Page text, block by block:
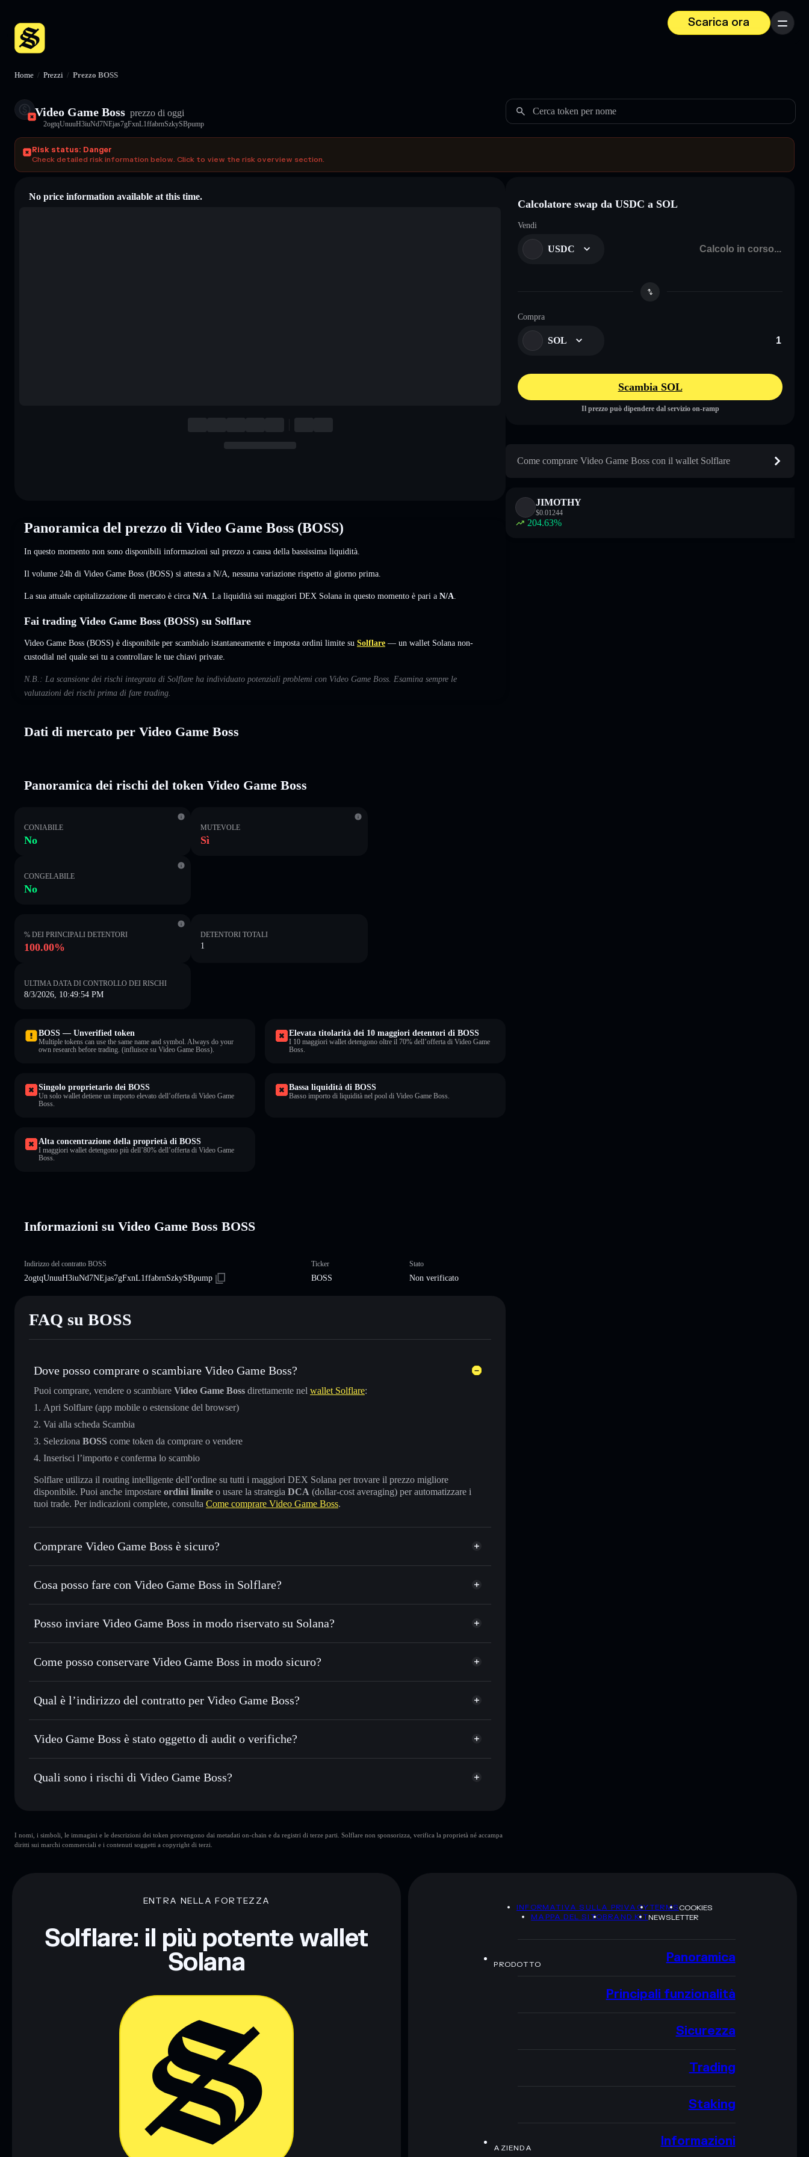
Scarica ora
Menu
Home / Prezzi / Prezzo BOSS
Video Game Boss prezzo di oggi
2ogtqUnuuH3iuNd7NEjas7gFxnL1ffabrnSzkySBpump
Cerca token per nome
Risk status: Danger
Check detailed risk information below. Click to view the risk overview section.
No price information available at this time.
Panoramica del prezzo di Video Game Boss (BOSS)
In questo momento non sono disponibili informazioni sul prezzo a causa della bassissima liquidità.
Il volume 24h di Video Game Boss (BOSS) si attesta a N/A nessuna variazione rispetto al giorno prima.
La sua attuale capitalizzazione di mercato è circa N/A . La liquidità sui maggiori DEX Solana in questo momento è pari a N/A
Fai trading Video Game Boss (BOSS) su Solflare
Video Game Boss (BOSS) è disponibile per scambialo istantaneamente e imposta ordini limite su Solflare — un wallet Solana non-
custodial nel quale sei tu a controllare le tue chiavi private.
N.B.: La scansione dei rischi integrata di Solflare ha individuato potenziali problemi con Video Game Boss. Esamina sempre le
valutazioni dei rischi prima di fare trading.
Dati di mercato per Video Game Boss
Panoramica dei rischi del token Video Game Boss
CONIABILE
No
MUTEVOLE
Sì
CONGELABILE
No
% DEI PRINCIPALI DETENTORI
100.00%
DETENTORI TOTALI
1
ULTIMA DATA DI CONTROLLO DEI RISCHI
8/3/2026, 10:49:54 PM
BOSS — Unverified token
Multiple tokens can use the same name and symbol. Always do your
own research before trading. (influisce su Video Game Boss).
Elevata titolarità dei 10 maggiori detentori di BOSS
I 10 maggiori wallet detengono oltre il 70% dell’offerta di Video Game
Boss.
Singolo proprietario dei BOSS
Un solo wallet detiene un importo elevato dell’offerta di Video Game
Boss.
Bassa liquidità di BOSS
Basso importo di liquidità nel pool di Video Game Boss.
Alta concentrazione della proprietà di BOSS
I maggiori wallet detengono più dell’80% dell’offerta di Video Game
Boss.
Informazioni su Video Game Boss BOSS
Indirizzo del contratto BOSS
2ogtqUnuuH3iuNd7NEjas7gFxnL1ffabrnSzkySBpump
Ticker
BOSS
Stato
Non verificato
FAQ su BOSS
Dove posso comprare o scambiare Video Game Boss?
Puoi comprare, vendere o scambiare Video Game Boss direttamente nel wallet Solflare:
Apri Solflare (app mobile o estensione del browser)
Vai alla scheda Scambia
Seleziona BOSS come token da comprare o vendere
Inserisci l’importo e conferma lo scambio
Solflare utilizza il routing intelligente dell’ordine su tutti i maggiori DEX Solana per trovare il prezzo migliore
disponibile. Puoi anche impostare ordini limite o usare la strategia DCA (dollar-cost averaging) per automatizzare i
tuoi trade. Per indicazioni complete, consulta Come comprare Video Game Boss.
Comprare Video Game Boss è sicuro?
Video Game Boss non è verificato
Cosa posso fare con Video Game Boss in Solflare?
Video Game Boss
wallet Solflare
Scambiare istantaneamente— scambia BOSS in SOL, USDC o in migliaia di altri token Solana al prezzo
Usare il DCA— applica la strategia dollar-cost average su BOSS nel tempo
Inviare in modo riservato— trasferisci BOSS senza collegare pubblicamente i wallet usando l’Aggregatore di
privacy incorporato di Solflare
esclusivo controllo delle tue chiavi private
Posso inviare Video Game Boss in modo riservato su Solana?
Aggregatore di privacy
Come posso conservare Video Game Boss in modo sicuro?
Video Game Boss wallet non-custodial Solflare
Aggregatore di privacy
Qual è l’indirizzo del contratto per Video Game Boss?
Video Game Boss
2ogtqUnuuH3iuNd7NEjas7gFxnL1ffabrnSzkySBpump
Video Game Boss è stato oggetto di audit o verifiche?
Video Game Boss non è verificato
Quali sono i rischi di Video Game Boss?
wallet
Video Game Boss
singolo wallet
I nomi, i simboli, le immagini e le descrizioni dei token provengono dai metadati on-chain e da registri di terze parti. Solflare non sponsorizza, verifica la proprietà né accampa
diritti sui marchi commerciali e i contenuti soggetti a copyright di terzi.
Calcolatore swap da USDC a SOL
Vendi
USDC
Compra
SOL
Scambia SOL
Il prezzo può dipendere dal servizio on-ramp
Come comprare Video Game Boss con il wallet Solflare
JIMOTHY
$0.01244
204.63%
ENTRA NELLA FORTEZZA
Solflare: il più potente wallet
Solana
INFORMATIVA SULLA PRIVACYTERMSCOOKIES
MAPPA DEL SITOBRAND KITNEWSLETTER
PRODOTTO Panoramica
Principali funzionalità
Sicurezza
Trading
Staking
AZIENDA Informazioni